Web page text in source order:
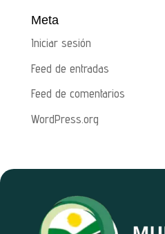
Meta
Iniciar sesión
Feed de entradas
Feed de comentarios
WordPress.org